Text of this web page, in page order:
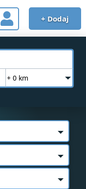
+ Dodaj
+ 0 km